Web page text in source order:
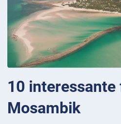
10 interessante
Mosambik